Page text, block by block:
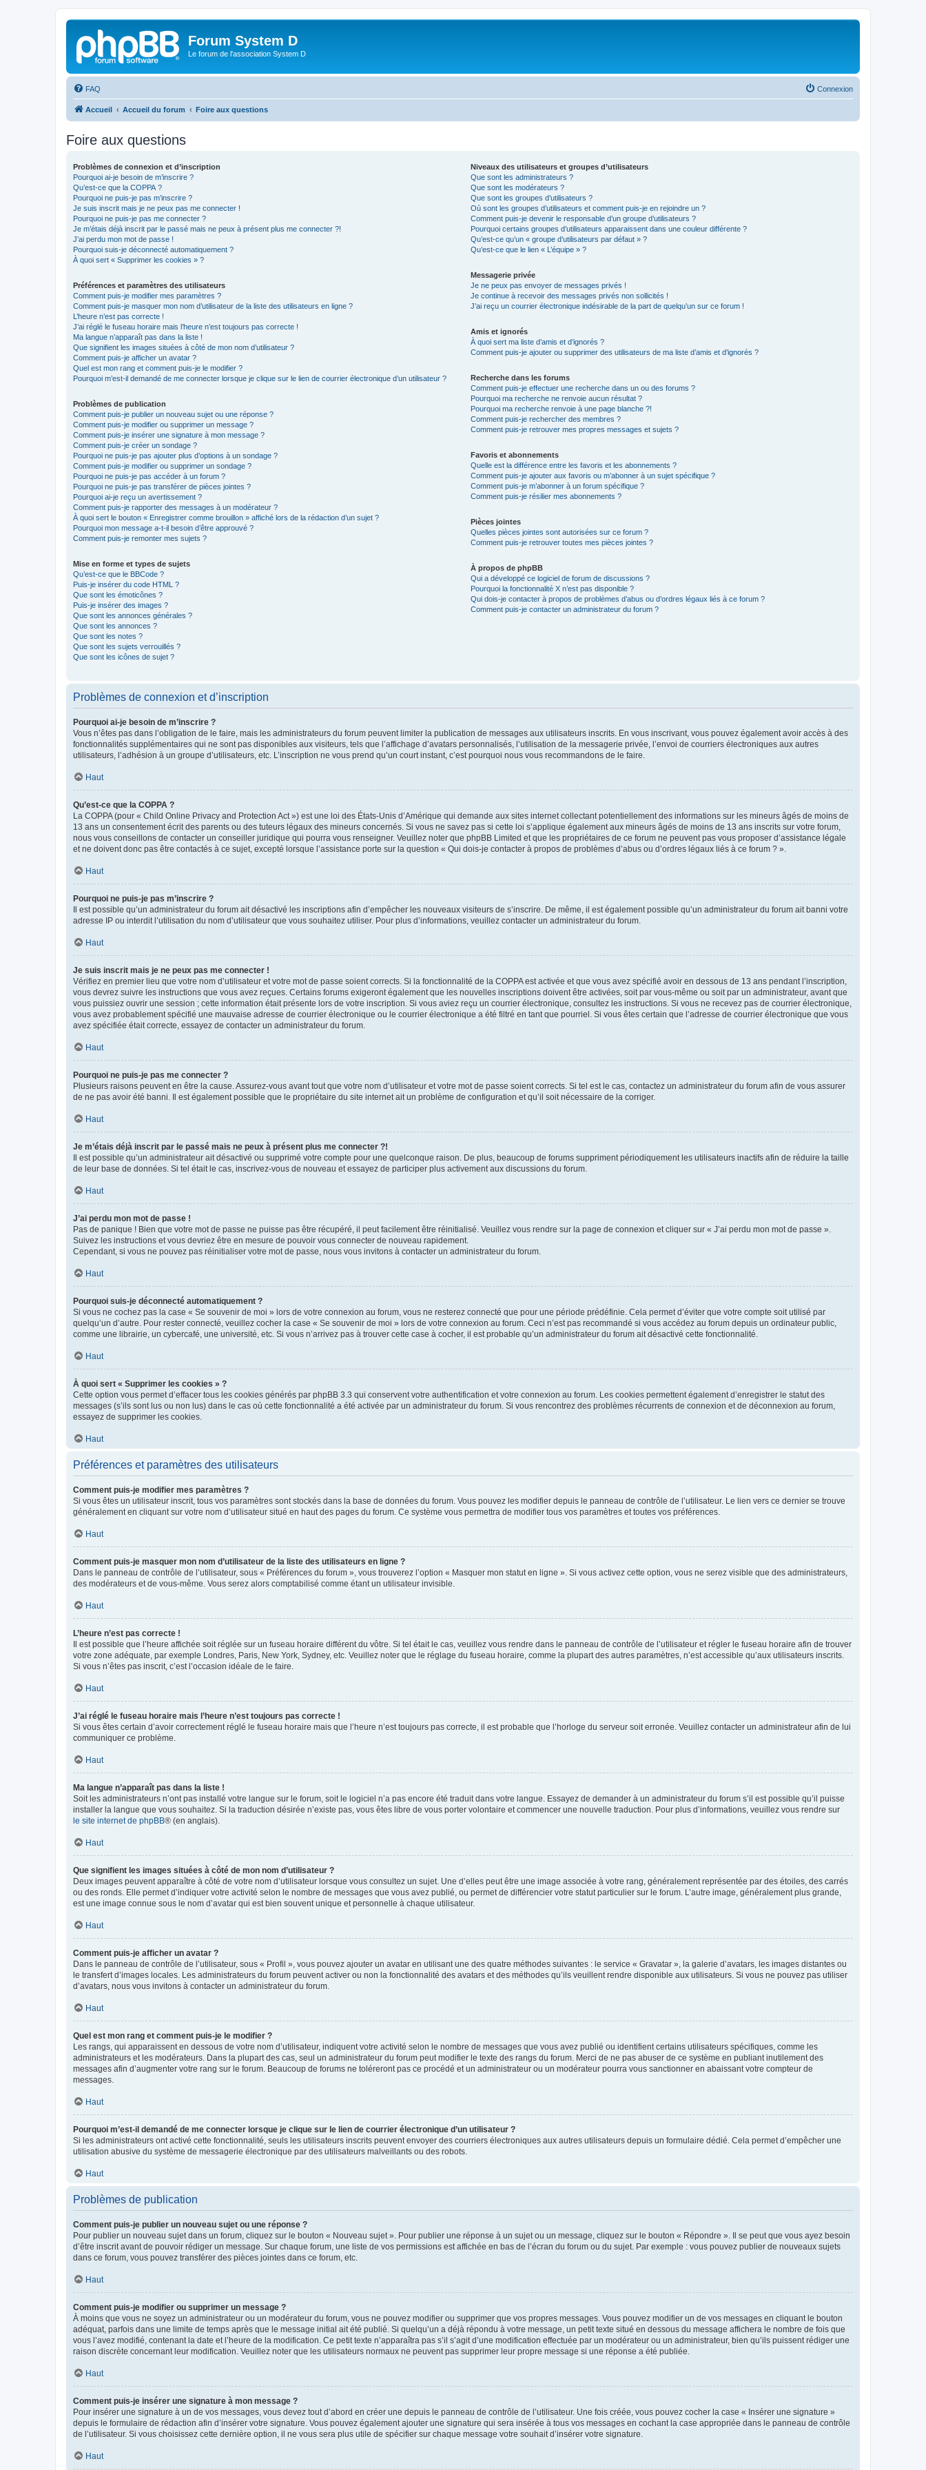
Forum System D
Le forum de l'association System D
FAQ Connexion
Accueil Accueil du forum Foire aux questions
Foire aux questions
Problèmes de connexion et d’inscription
Pourquoi ai-je besoin de m’inscrire ?
Qu’est-ce que la COPPA ?
Pourquoi ne puis-je pas m’inscrire ?
Je suis inscrit mais je ne peux pas me connecter !
Pourquoi ne puis-je pas me connecter ?
Je m’étais déjà inscrit par le passé mais ne peux à présent plus me connecter ?!
J’ai perdu mon mot de passe !
Pourquoi suis-je déconnecté automatiquement ?
À quoi sert « Supprimer les cookies » ?
Préférences et paramètres des utilisateurs
Comment puis-je modifier mes paramètres ?
Comment puis-je masquer mon nom d’utilisateur de la liste des utilisateurs en ligne ?
L’heure n’est pas correcte !
J’ai réglé le fuseau horaire mais l’heure n’est toujours pas correcte !
Ma langue n’apparaît pas dans la liste !
Que signifient les images situées à côté de mon nom d’utilisateur ?
Comment puis-je afficher un avatar ?
Quel est mon rang et comment puis-je le modifier ?
Pourquoi m’est-il demandé de me connecter lorsque je clique sur le lien de courrier électronique d’un utilisateur ?
Problèmes de publication
Comment puis-je publier un nouveau sujet ou une réponse ?
Comment puis-je modifier ou supprimer un message ?
Comment puis-je insérer une signature à mon message ?
Comment puis-je créer un sondage ?
Pourquoi ne puis-je pas ajouter plus d’options à un sondage ?
Comment puis-je modifier ou supprimer un sondage ?
Pourquoi ne puis-je pas accéder à un forum ?
Pourquoi ne puis-je pas transférer de pièces jointes ?
Pourquoi ai-je reçu un avertissement ?
Comment puis-je rapporter des messages à un modérateur ?
À quoi sert le bouton « Enregistrer comme brouillon » affiché lors de la rédaction d’un sujet ?
Pourquoi mon message a-t-il besoin d’être approuvé ?
Comment puis-je remonter mes sujets ?
Mise en forme et types de sujets
Qu’est-ce que le BBCode ?
Puis-je insérer du code HTML ?
Que sont les émoticônes ?
Puis-je insérer des images ?
Que sont les annonces générales ?
Que sont les annonces ?
Que sont les notes ?
Que sont les sujets verrouillés ?
Que sont les icônes de sujet ?
Niveaux des utilisateurs et groupes d’utilisateurs
Que sont les administrateurs ?
Que sont les modérateurs ?
Que sont les groupes d’utilisateurs ?
Où sont les groupes d’utilisateurs et comment puis-je en rejoindre un ?
Comment puis-je devenir le responsable d’un groupe d’utilisateurs ?
Pourquoi certains groupes d’utilisateurs apparaissent dans une couleur différente ?
Qu’est-ce qu’un « groupe d’utilisateurs par défaut » ?
Qu’est-ce que le lien « L’équipe » ?
Messagerie privée
Je ne peux pas envoyer de messages privés !
Je continue à recevoir des messages privés non sollicités !
J’ai reçu un courrier électronique indésirable de la part de quelqu’un sur ce forum !
Amis et ignorés
À quoi sert ma liste d’amis et d’ignorés ?
Comment puis-je ajouter ou supprimer des utilisateurs de ma liste d’amis et d’ignorés ?
Recherche dans les forums
Comment puis-je effectuer une recherche dans un ou des forums ?
Pourquoi ma recherche ne renvoie aucun résultat ?
Pourquoi ma recherche renvoie à une page blanche ?!
Comment puis-je rechercher des membres ?
Comment puis-je retrouver mes propres messages et sujets ?
Favoris et abonnements
Quelle est la différence entre les favoris et les abonnements ?
Comment puis-je ajouter aux favoris ou m’abonner à un sujet spécifique ?
Comment puis-je m’abonner à un forum spécifique ?
Comment puis-je résilier mes abonnements ?
Pièces jointes
Quelles pièces jointes sont autorisées sur ce forum ?
Comment puis-je retrouver toutes mes pièces jointes ?
À propos de phpBB
Qui a développé ce logiciel de forum de discussions ?
Pourquoi la fonctionnalité X n’est pas disponible ?
Qui dois-je contacter à propos de problèmes d’abus ou d’ordres légaux liés à ce forum ?
Comment puis-je contacter un administrateur du forum ?
Problèmes de connexion et d’inscription
Pourquoi ai-je besoin de m’inscrire ?
Vous n’êtes pas dans l’obligation de le faire, mais les administrateurs du forum peuvent limiter la publication de messages aux utilisateurs inscrits. En vous inscrivant, vous pouvez également avoir accès à des
fonctionnalités supplémentaires qui ne sont pas disponibles aux visiteurs, tels que l’affichage d’avatars personnalisés, l’utilisation de la messagerie privée, l’envoi de courriers électroniques aux autres
utilisateurs, l’adhésion à un groupe d’utilisateurs, etc. L’inscription ne vous prend qu’un court instant, c’est pourquoi nous vous recommandons de le faire.
Haut
Qu’est-ce que la COPPA ?
La COPPA (pour « Child Online Privacy and Protection Act ») est une loi des États-Unis d’Amérique qui demande aux sites internet collectant potentiellement des informations sur les mineurs âgés de moins de
13 ans un consentement écrit des parents ou des tuteurs légaux des mineurs concernés. Si vous ne savez pas si cette loi s’applique également aux mineurs âgés de moins de 13 ans inscrits sur votre forum,
nous vous conseillons de contacter un conseiller juridique qui pourra vous renseigner. Veuillez noter que phpBB Limited et que les propriétaires de ce forum ne peuvent pas vous proposer d’assistance légale
et ne doivent donc pas être contactés à ce sujet, excepté lorsque l’assistance porte sur la question « Qui dois-je contacter à propos de problèmes d’abus ou d’ordres légaux liés à ce forum ? ».
Haut
Pourquoi ne puis-je pas m’inscrire ?
Il est possible qu’un administrateur du forum ait désactivé les inscriptions afin d’empêcher les nouveaux visiteurs de s’inscrire. De même, il est également possible qu’un administrateur du forum ait banni votre
adresse IP ou interdit l’utilisation du nom d’utilisateur que vous souhaitez utiliser. Pour plus d’informations, veuillez contacter un administrateur du forum.
Haut
Je suis inscrit mais je ne peux pas me connecter !
Vérifiez en premier lieu que votre nom d’utilisateur et votre mot de passe soient corrects. Si la fonctionnalité de la COPPA est activée et que vous avez spécifié avoir en dessous de 13 ans pendant l’inscription,
vous devrez suivre les instructions que vous avez reçues. Certains forums exigeront également que les nouvelles inscriptions doivent être activées, soit par vous-même ou soit par un administrateur, avant que
vous puissiez ouvrir une session ; cette information était présente lors de votre inscription. Si vous aviez reçu un courrier électronique, consultez les instructions. Si vous ne recevez pas de courrier électronique,
vous avez probablement spécifié une mauvaise adresse de courrier électronique ou le courrier électronique a été filtré en tant que pourriel. Si vous êtes certain que l’adresse de courrier électronique que vous
avez spécifiée était correcte, essayez de contacter un administrateur du forum.
Haut
Pourquoi ne puis-je pas me connecter ?
Plusieurs raisons peuvent en être la cause. Assurez-vous avant tout que votre nom d’utilisateur et votre mot de passe soient corrects. Si tel est le cas, contactez un administrateur du forum afin de vous assurer
de ne pas avoir été banni. Il est également possible que le propriétaire du site internet ait un problème de configuration et qu’il soit nécessaire de la corriger.
Haut
Je m’étais déjà inscrit par le passé mais ne peux à présent plus me connecter ?!
Il est possible qu’un administrateur ait désactivé ou supprimé votre compte pour une quelconque raison. De plus, beaucoup de forums suppriment périodiquement les utilisateurs inactifs afin de réduire la taille
de leur base de données. Si tel était le cas, inscrivez-vous de nouveau et essayez de participer plus activement aux discussions du forum.
Haut
J’ai perdu mon mot de passe !
Pas de panique ! Bien que votre mot de passe ne puisse pas être récupéré, il peut facilement être réinitialisé. Veuillez vous rendre sur la page de connexion et cliquer sur « J’ai perdu mon mot de passe ».
Suivez les instructions et vous devriez être en mesure de pouvoir vous connecter de nouveau rapidement.
Cependant, si vous ne pouvez pas réinitialiser votre mot de passe, nous vous invitons à contacter un administrateur du forum.
Haut
Pourquoi suis-je déconnecté automatiquement ?
Si vous ne cochez pas la case « Se souvenir de moi » lors de votre connexion au forum, vous ne resterez connecté que pour une période prédéfinie. Cela permet d’éviter que votre compte soit utilisé par
quelqu’un d’autre. Pour rester connecté, veuillez cocher la case « Se souvenir de moi » lors de votre connexion au forum. Ceci n’est pas recommandé si vous accédez au forum depuis un ordinateur public,
comme une librairie, un cybercafé, une université, etc. Si vous n’arrivez pas à trouver cette case à cocher, il est probable qu’un administrateur du forum ait désactivé cette fonctionnalité.
Haut
À quoi sert « Supprimer les cookies » ?
Cette option vous permet d’effacer tous les cookies générés par phpBB 3.3 qui conservent votre authentification et votre connexion au forum. Les cookies permettent également d’enregistrer le statut des
messages (s’ils sont lus ou non lus) dans le cas où cette fonctionnalité a été activée par un administrateur du forum. Si vous rencontrez des problèmes récurrents de connexion et de déconnexion au forum,
essayez de supprimer les cookies.
Haut
Préférences et paramètres des utilisateurs
Comment puis-je modifier mes paramètres ?
Si vous êtes un utilisateur inscrit, tous vos paramètres sont stockés dans la base de données du forum. Vous pouvez les modifier depuis le panneau de contrôle de l’utilisateur. Le lien vers ce dernier se trouve
généralement en cliquant sur votre nom d’utilisateur situé en haut des pages du forum. Ce système vous permettra de modifier tous vos paramètres et toutes vos préférences.
Haut
Comment puis-je masquer mon nom d’utilisateur de la liste des utilisateurs en ligne ?
Dans le panneau de contrôle de l’utilisateur, sous « Préférences du forum », vous trouverez l’option « Masquer mon statut en ligne ». Si vous activez cette option, vous ne serez visible que des administrateurs,
des modérateurs et de vous-même. Vous serez alors comptabilisé comme étant un utilisateur invisible.
Haut
L’heure n’est pas correcte !
Il est possible que l’heure affichée soit réglée sur un fuseau horaire différent du vôtre. Si tel était le cas, veuillez vous rendre dans le panneau de contrôle de l’utilisateur et régler le fuseau horaire afin de trouver
votre zone adéquate, par exemple Londres, Paris, New York, Sydney, etc. Veuillez noter que le réglage du fuseau horaire, comme la plupart des autres paramètres, n’est accessible qu’aux utilisateurs inscrits.
Si vous n’êtes pas inscrit, c’est l’occasion idéale de le faire.
Haut
J’ai réglé le fuseau horaire mais l’heure n’est toujours pas correcte !
Si vous êtes certain d’avoir correctement réglé le fuseau horaire mais que l’heure n’est toujours pas correcte, il est probable que l’horloge du serveur soit erronée. Veuillez contacter un administrateur afin de lui
communiquer ce problème.
Haut
Ma langue n’apparaît pas dans la liste !
Soit les administrateurs n’ont pas installé votre langue sur le forum, soit le logiciel n’a pas encore été traduit dans votre langue. Essayez de demander à un administrateur du forum s’il est possible qu’il puisse
installer la langue que vous souhaitez. Si la traduction désirée n’existe pas, vous êtes libre de vous porter volontaire et commencer une nouvelle traduction. Pour plus d’informations, veuillez vous rendre sur
le site internet de phpBB® (en anglais).
Haut
Que signifient les images situées à côté de mon nom d’utilisateur ?
Deux images peuvent apparaître à côté de votre nom d’utilisateur lorsque vous consultez un sujet. Une d’elles peut être une image associée à votre rang, généralement représentée par des étoiles, des carrés
ou des ronds. Elle permet d’indiquer votre activité selon le nombre de messages que vous avez publié, ou permet de différencier votre statut particulier sur le forum. L’autre image, généralement plus grande,
est une image connue sous le nom d’avatar qui est bien souvent unique et personnelle à chaque utilisateur.
Haut
Comment puis-je afficher un avatar ?
Dans le panneau de contrôle de l’utilisateur, sous « Profil », vous pouvez ajouter un avatar en utilisant une des quatre méthodes suivantes : le service « Gravatar », la galerie d’avatars, les images distantes ou
le transfert d’images locales. Les administrateurs du forum peuvent activer ou non la fonctionnalité des avatars et des méthodes qu’ils veuillent rendre disponible aux utilisateurs. Si vous ne pouvez pas utiliser
d’avatars, nous vous invitons à contacter un administrateur du forum.
Haut
Quel est mon rang et comment puis-je le modifier ?
Les rangs, qui apparaissent en dessous de votre nom d’utilisateur, indiquent votre activité selon le nombre de messages que vous avez publié ou identifient certains utilisateurs spécifiques, comme les
administrateurs et les modérateurs. Dans la plupart des cas, seul un administrateur du forum peut modifier le texte des rangs du forum. Merci de ne pas abuser de ce système en publiant inutilement des
messages afin d’augmenter votre rang sur le forum. Beaucoup de forums ne toléreront pas ce procédé et un administrateur ou un modérateur pourra vous sanctionner en abaissant votre compteur de
messages.
Haut
Pourquoi m’est-il demandé de me connecter lorsque je clique sur le lien de courrier électronique d’un utilisateur ?
Si les administrateurs ont activé cette fonctionnalité, seuls les utilisateurs inscrits peuvent envoyer des courriers électroniques aux autres utilisateurs depuis un formulaire dédié. Cela permet d’empêcher une
utilisation abusive du système de messagerie électronique par des utilisateurs malveillants ou des robots.
Haut
Problèmes de publication
Comment puis-je publier un nouveau sujet ou une réponse ?
Pour publier un nouveau sujet dans un forum, cliquez sur le bouton « Nouveau sujet ». Pour publier une réponse à un sujet ou un message, cliquez sur le bouton « Répondre ». Il se peut que vous ayez besoin
d’être inscrit avant de pouvoir rédiger un message. Sur chaque forum, une liste de vos permissions est affichée en bas de l’écran du forum ou du sujet. Par exemple : vous pouvez publier de nouveaux sujets
dans ce forum, vous pouvez transférer des pièces jointes dans ce forum, etc.
Haut
Comment puis-je modifier ou supprimer un message ?
À moins que vous ne soyez un administrateur ou un modérateur du forum, vous ne pouvez modifier ou supprimer que vos propres messages. Vous pouvez modifier un de vos messages en cliquant le bouton
adéquat, parfois dans une limite de temps après que le message initial ait été publié. Si quelqu’un a déjà répondu à votre message, un petit texte situé en dessous du message affichera le nombre de fois que
vous l’avez modifié, contenant la date et l’heure de la modification. Ce petit texte n’apparaîtra pas s’il s’agit d’une modification effectuée par un modérateur ou un administrateur, bien qu’ils puissent rédiger une
raison discrète concernant leur modification. Veuillez noter que les utilisateurs normaux ne peuvent pas supprimer leur propre message si une réponse a été publiée.
Haut
Comment puis-je insérer une signature à mon message ?
Pour insérer une signature à un de vos messages, vous devez tout d’abord en créer une depuis le panneau de contrôle de l’utilisateur. Une fois créée, vous pouvez cocher la case « Insérer une signature »
depuis le formulaire de rédaction afin d’insérer votre signature. Vous pouvez également ajouter une signature qui sera insérée à tous vos messages en cochant la case appropriée dans le panneau de contrôle
de l’utilisateur. Si vous choisissez cette dernière option, il ne vous sera plus utile de spécifier sur chaque message votre souhait d’insérer votre signature.
Haut